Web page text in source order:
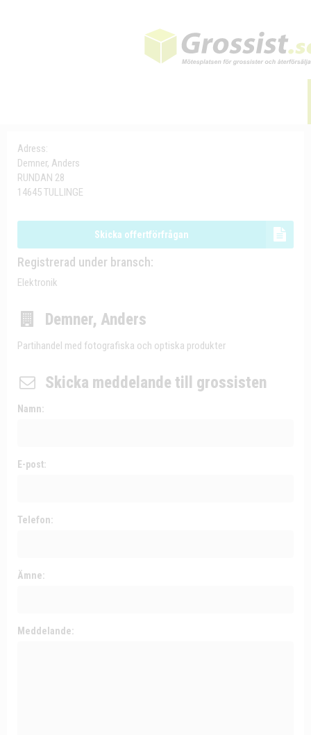
Adress:
Demner, Anders
RUNDAN 28
14645 TULLINGE
Skicka offertförfrågan
Registrerad under bransch:
Elektronik
Demner, Anders
Partihandel med fotografiska och optiska produkter
Skicka meddelande till grossisten
Namn:
E-post:
Telefon:
Ämne:
Meddelande: